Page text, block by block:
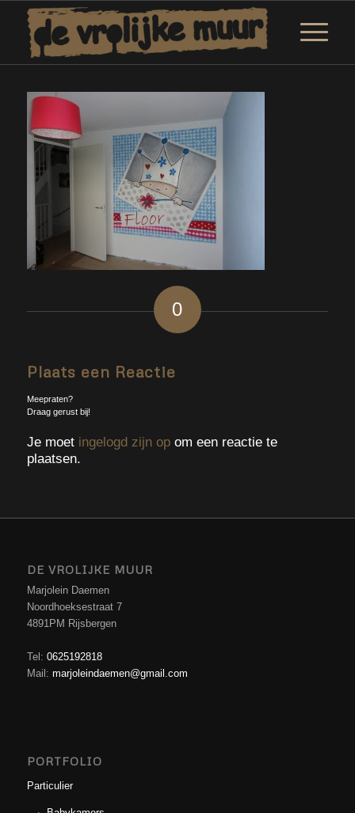
0
Plaats een Reactie
Meepraten?
Draag gerust bij!
Je moet ingelogd zijn opom een reactie te
plaatsen.
DE VROLIJKE MUUR
Marjolein Daemen
Noordhoeksestraat 7
4891PM Rijsbergen
Tel: 0625192818
Mail: marjoleindaemen@gmail.com
PORTFOLIO
Particulier